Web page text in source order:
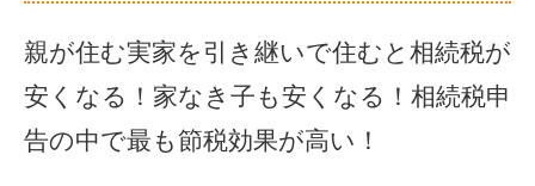
親が住む実家を引き継いで住むと相続税が
安くなる！家なき子も安くなる！相続税申
告の中で最も節税効果が高い！